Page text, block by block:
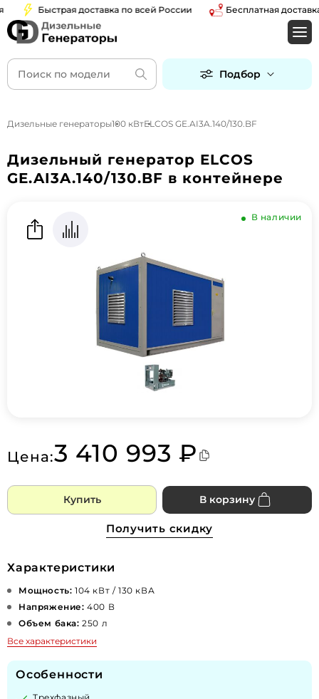
Быстрая доставка по всей России Бесплатная доставка
Подбор
Дизельные генераторы100 кВтELCOS GE.AI3A.140/130.BF
Дизельный генератор ELCOS
GE.AI3A.140/130.BF в контейнере
В наличии
Цена:3 410 993 ₽
Купить В корзину
Получить скидку
Характеристики
Мощность: 104 кВт / 130 кВА
Напряжение: 400 В
Объем бака: 250 л
Все характеристики
Особенности